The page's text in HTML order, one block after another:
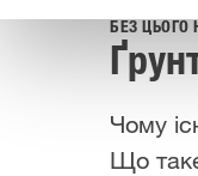
БЕЗ ЦЬОГО
Чому
Що